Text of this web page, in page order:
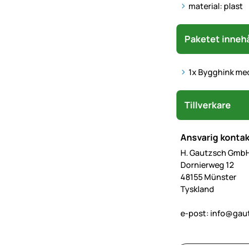
material: plast
Paketet
1x Bygghink
Tillverkare
Ansvarig
H. Gautzsch
Dornierweg 12
48155 Münster
Tyskland
e-post: